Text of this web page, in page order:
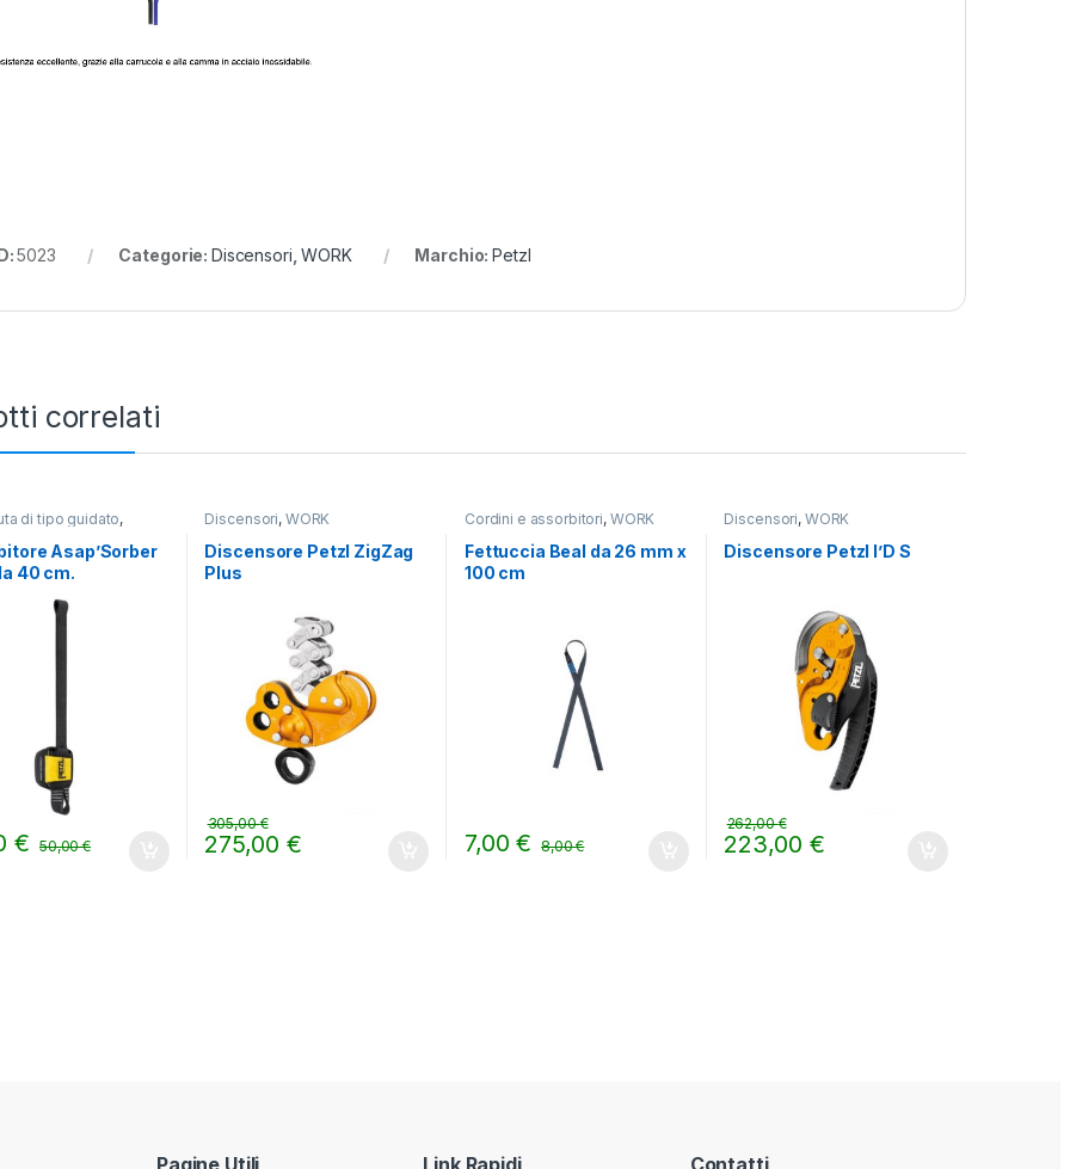
5023 Categorie: Discensori ,WORK Marchio:Petzl
correlati
di tipo guidato,
Asap’Sorber
40 cm.
€ 50,00€
Discensori, WORK
Discensore Petzl ZigZag
Plus
275,00 €
305,00€
Cordini e assorbitori, WORK
Fettuccia Beal da 26 mm x
100 cm
7,00€ 8,00€
Discensori, WORK
Discensore Petzl I’D S
223,00 €
262,00€
Pagine Utili Link Rapidi Contatti